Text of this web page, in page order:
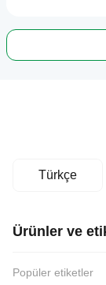
Türkçe
Ürünler ve
Popüler etiketler